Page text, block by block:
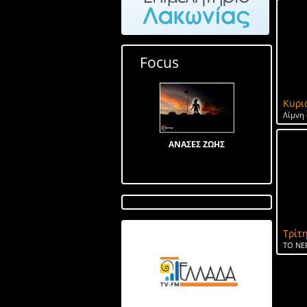
Focus
ΑΝΑΣΕΣ ΖΩΗΣ
Λίμνη
ΤΟ